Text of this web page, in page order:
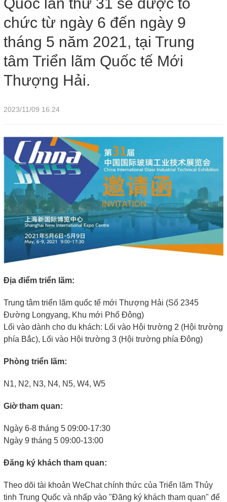
2021, tại Trung tâm Triển lãm Quốc tế Mới Thượng Hải.
chức từ ngày 6 đến ngày 9
tháng 5 năm 2021, tại Trung
tâm Triển lãm Quốc tế Mới
Thượng Hải.
2023/11/09 16:24
Địa điểm triển lãm:
Trung tâm triển lãm quốc tế mới Thượng Hải (Số 2345
Đường Longyang, Khu mới Phố Đông)
Lối vào dành cho du khách: Lối vào Hội trường 2 (Hội trường
phía Bắc), Lối vào Hội trường 3 (Hội trường phía Đông)
Phòng triển lãm:
N1, N2, N3, N4, N5, W4, W5
Giờ tham quan:
Ngày 6-8 tháng 5 09:00-17:30
Ngày 9 tháng 5 09:00-13:00
Đăng ký khách tham quan:
Theo dõi tài khoản WeChat chính thức của Triển lãm Thủy
tinh Trung Quốc và nhấp vào "Đăng ký khách tham quan" để